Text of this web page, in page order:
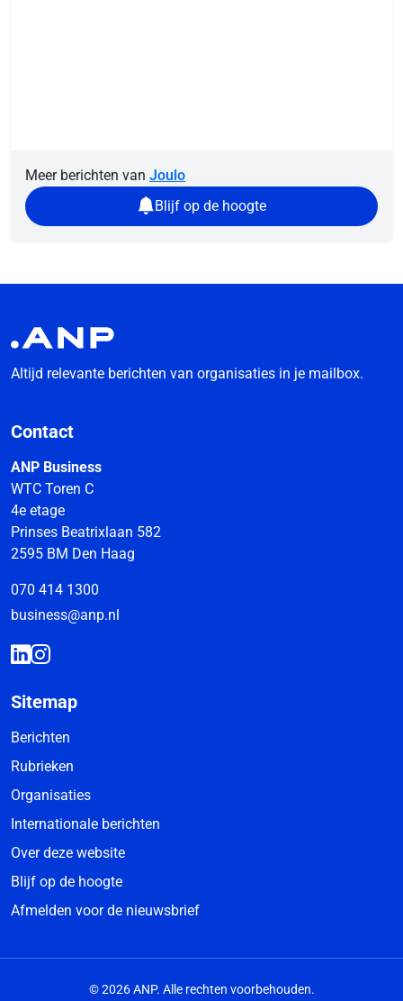
Meer berichten van Joulo
Blijf op de hoogte
Altijd relevante berichten van organisaties in je mailbox.
Contact
ANP Business
WTC Toren C
4e etage
Prinses Beatrixlaan 582
2595 BM Den Haag
070 414 1300
business@anp.nl
Sitemap
Berichten
Rubrieken
Organisaties
Internationale berichten
Over deze website
Blijf op de hoogte
Afmelden voor de nieuwsbrief
© 2026 ANP. Alle rechten voorbehouden.